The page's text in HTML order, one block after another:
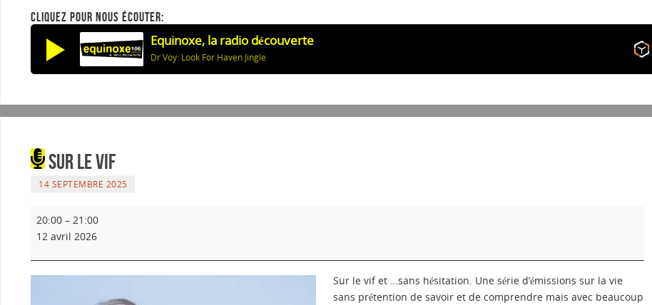
CLIQUEZ POUR NOUS ÉCOUTER:
Equinoxe, la radio découverte
Dr Voy: Look For Haven Jingle
Sur le Vif
14 SEPTEMBRE 2025
20:00 – 21:00
12 avril 2026
Sur le vif et …sans hésitation. Une série d’émissions sur la vie
sans prétention de savoir et de comprendre mais avec beaucoup